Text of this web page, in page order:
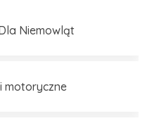
Niemowląt
motoryczne